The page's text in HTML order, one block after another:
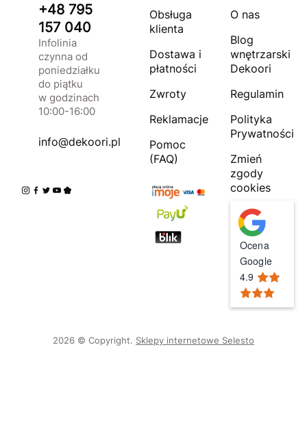
+48 795
157 040
Infolinia
czynna od
poniedziałku
do piątku
w godzinach
10:00-16:00
info@dekoori.pl
Obsługa
klienta
Dostawa i
płatności
Zwroty
Reklamacje
Pomoc
(FAQ)
O nas
Blog
wnętrzarski
Dekoori
Regulamin
Polityka
Prywatności
Zmień
zgody
cookies
Ocena
Google
4.9
2026 © Copyright. Sklepy internetowe Selesto